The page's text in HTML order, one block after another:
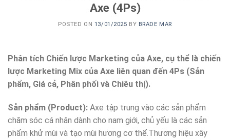
Axe (4Ps)
POSTED ON 13/01/2025 BY BRADE MAR
Phân tích Chiến lược Marketing của Axe, cụ thể là chiến
lược Marketing Mix của Axe liên quan đến 4Ps (Sản
phẩm, Giá cả, Phân phối và Chiêu thị).
Sản phẩm (Product): Axe tập trung vào các sản phẩm
chăm sóc cá nhân dành cho nam giới, chủ yếu là các sản
phẩm khử mùi và tạo mùi hương cơ thể.Thương hiệu xây